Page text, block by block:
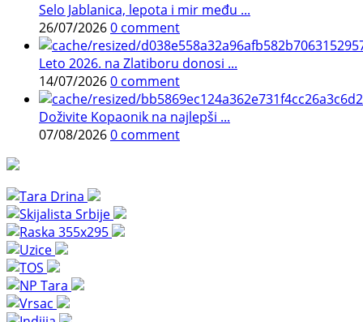
Selo Jablanica, lepota i mir među ...
26/07/20260 comment
Leto 2026. na Zlatiboru donosi ...
14/07/20260 comment
Doživite Kopaonik na najlepši ...
07/08/20260 comment